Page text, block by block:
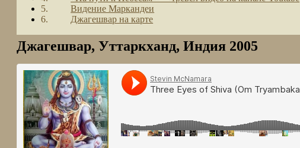
Видение Маркандеи
Джагешвар на карте
Джагешвар, Уттаркханд, Индия 2005